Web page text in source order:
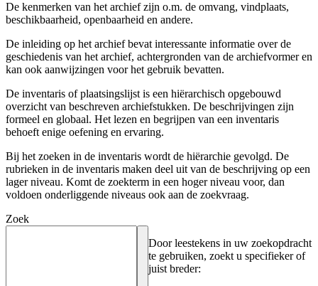
De kenmerken van het archief zijn o.m. de omvang, vindplaats,
beschikbaarheid, openbaarheid en andere.
De inleiding op het archief bevat interessante informatie over de
geschiedenis van het archief, achtergronden van de archiefvormer en
kan ook aanwijzingen voor het gebruik bevatten.
De inventaris of plaatsingslijst is een hiërarchisch opgebouwd
overzicht van beschreven archiefstukken. De beschrijvingen zijn
formeel en globaal. Het lezen en begrijpen van een inventaris
behoeft enige oefening en ervaring.
Bij het zoeken in de inventaris wordt de hiërarchie gevolgd. De
rubrieken in de inventaris maken deel uit van de beschrijving op een
lager niveau. Komt de zoekterm in een hoger niveau voor, dan
voldoen onderliggende niveaus ook aan de zoekvraag.
Zoek
Door leestekens in uw zoekopdracht
te gebruiken, zoekt u specifieker of
juist breder: